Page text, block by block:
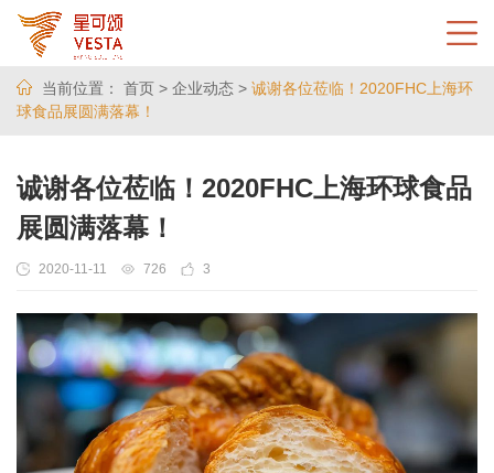
当前位置： 首页 > 企业动态 > 诚谢各位莅临！2020FHC上海环
球食品展圆满落幕！
诚谢各位莅临！2020FHC上海环球食品
展圆满落幕！
2020-11-11 726 3